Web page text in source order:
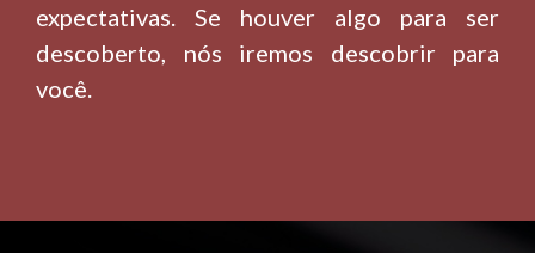
expectativas. Se houver algo para ser
descoberto, nós iremos descobrir para
você.